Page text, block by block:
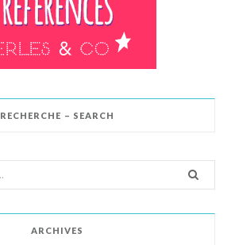
RECHERCHE – SEARCH
ARCHIVES